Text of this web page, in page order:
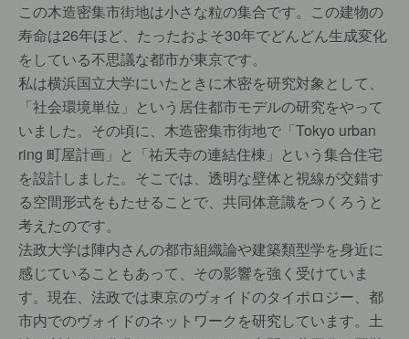
この木造密集市街地は小さな粒の集合です。この建物の
寿命は26年ほど、たったおよそ30年でどんどん生成変化
をしている不思議な都市が東京です。
私は横浜国立大学にいたときに木密を研究対象として、
「社会環境単位」という居住都市モデルの研究をやって
いました。その頃に、木造密集市街地で「Tokyo urban
ring 町屋計画」と「祐天寺の連結住棟」という集合住宅
を設計しました。そこでは、透明な壁体と視線が交錯す
る空間形式をもたせることで、共同体意識をつくろうと
考えたのです。
法政大学は陣内さんの都市組織論や建築類型学を身近に
感じていることもあって、その影響を強く受けていま
す。現在、法政では東京のヴォイドのタイポロジー、都
市内でのヴォイドのネットワークを研究しています。土